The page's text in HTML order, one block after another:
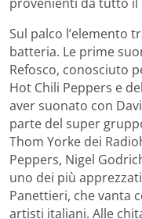
Sul palco l’elemento
batteria. Le prime
Refosco, conosciuto
Hot Chili Peppers e
aver suonato con
parte del super
Thom Yorke dei
Peppers, Nigel
uno dei più
Panettieri, che vanta
artisti italiani. Alle